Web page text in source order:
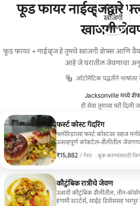
फूड फायर नाईव्ह्जद्वारे
खाजगी
फूड फायर + नाईव्ह्ज हे तुमचे खाजगी शेफ्स आणि
आहे जे घरातील जेवणाचा
ऑटोमॅटिक पद्धतीने
Jacksonville मध्ये
ही सेवा तुमच्या घरी दिली
फर्स्ट कोस्ट गॅदरिंग
फ्लोरिडाच्या फर्स्ट कोस्टवर सहज
उत्साहपूर्ण कॉकटेल-शैलीतील
निवडक संचाचा आनंद घेतात, जे गप्पा
मित्रांना होस्ट करून आरामशीर
₹15,882 / गेस्ट
₹15,882 प्रति गेस्ट · बुक करण्यासाठी
कौटुंबिक रात्रीचे जेवण
उत्सवी कौटुंबिक शैलीतील, तीन-
हंगामी स्टार्टर्स, साईड डिशेससह